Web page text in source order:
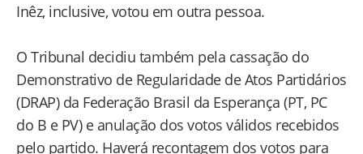
Inêz, inclusive, votou em outra pessoa.
O Tribunal decidiu também pela cassação do
Demonstrativo de Regularidade de Atos Partidários
(DRAP) da Federação Brasil da Esperança (PT, PC
do B e PV) e anulação dos votos válidos recebidos
pelo partido. Haverá recontagem dos votos para